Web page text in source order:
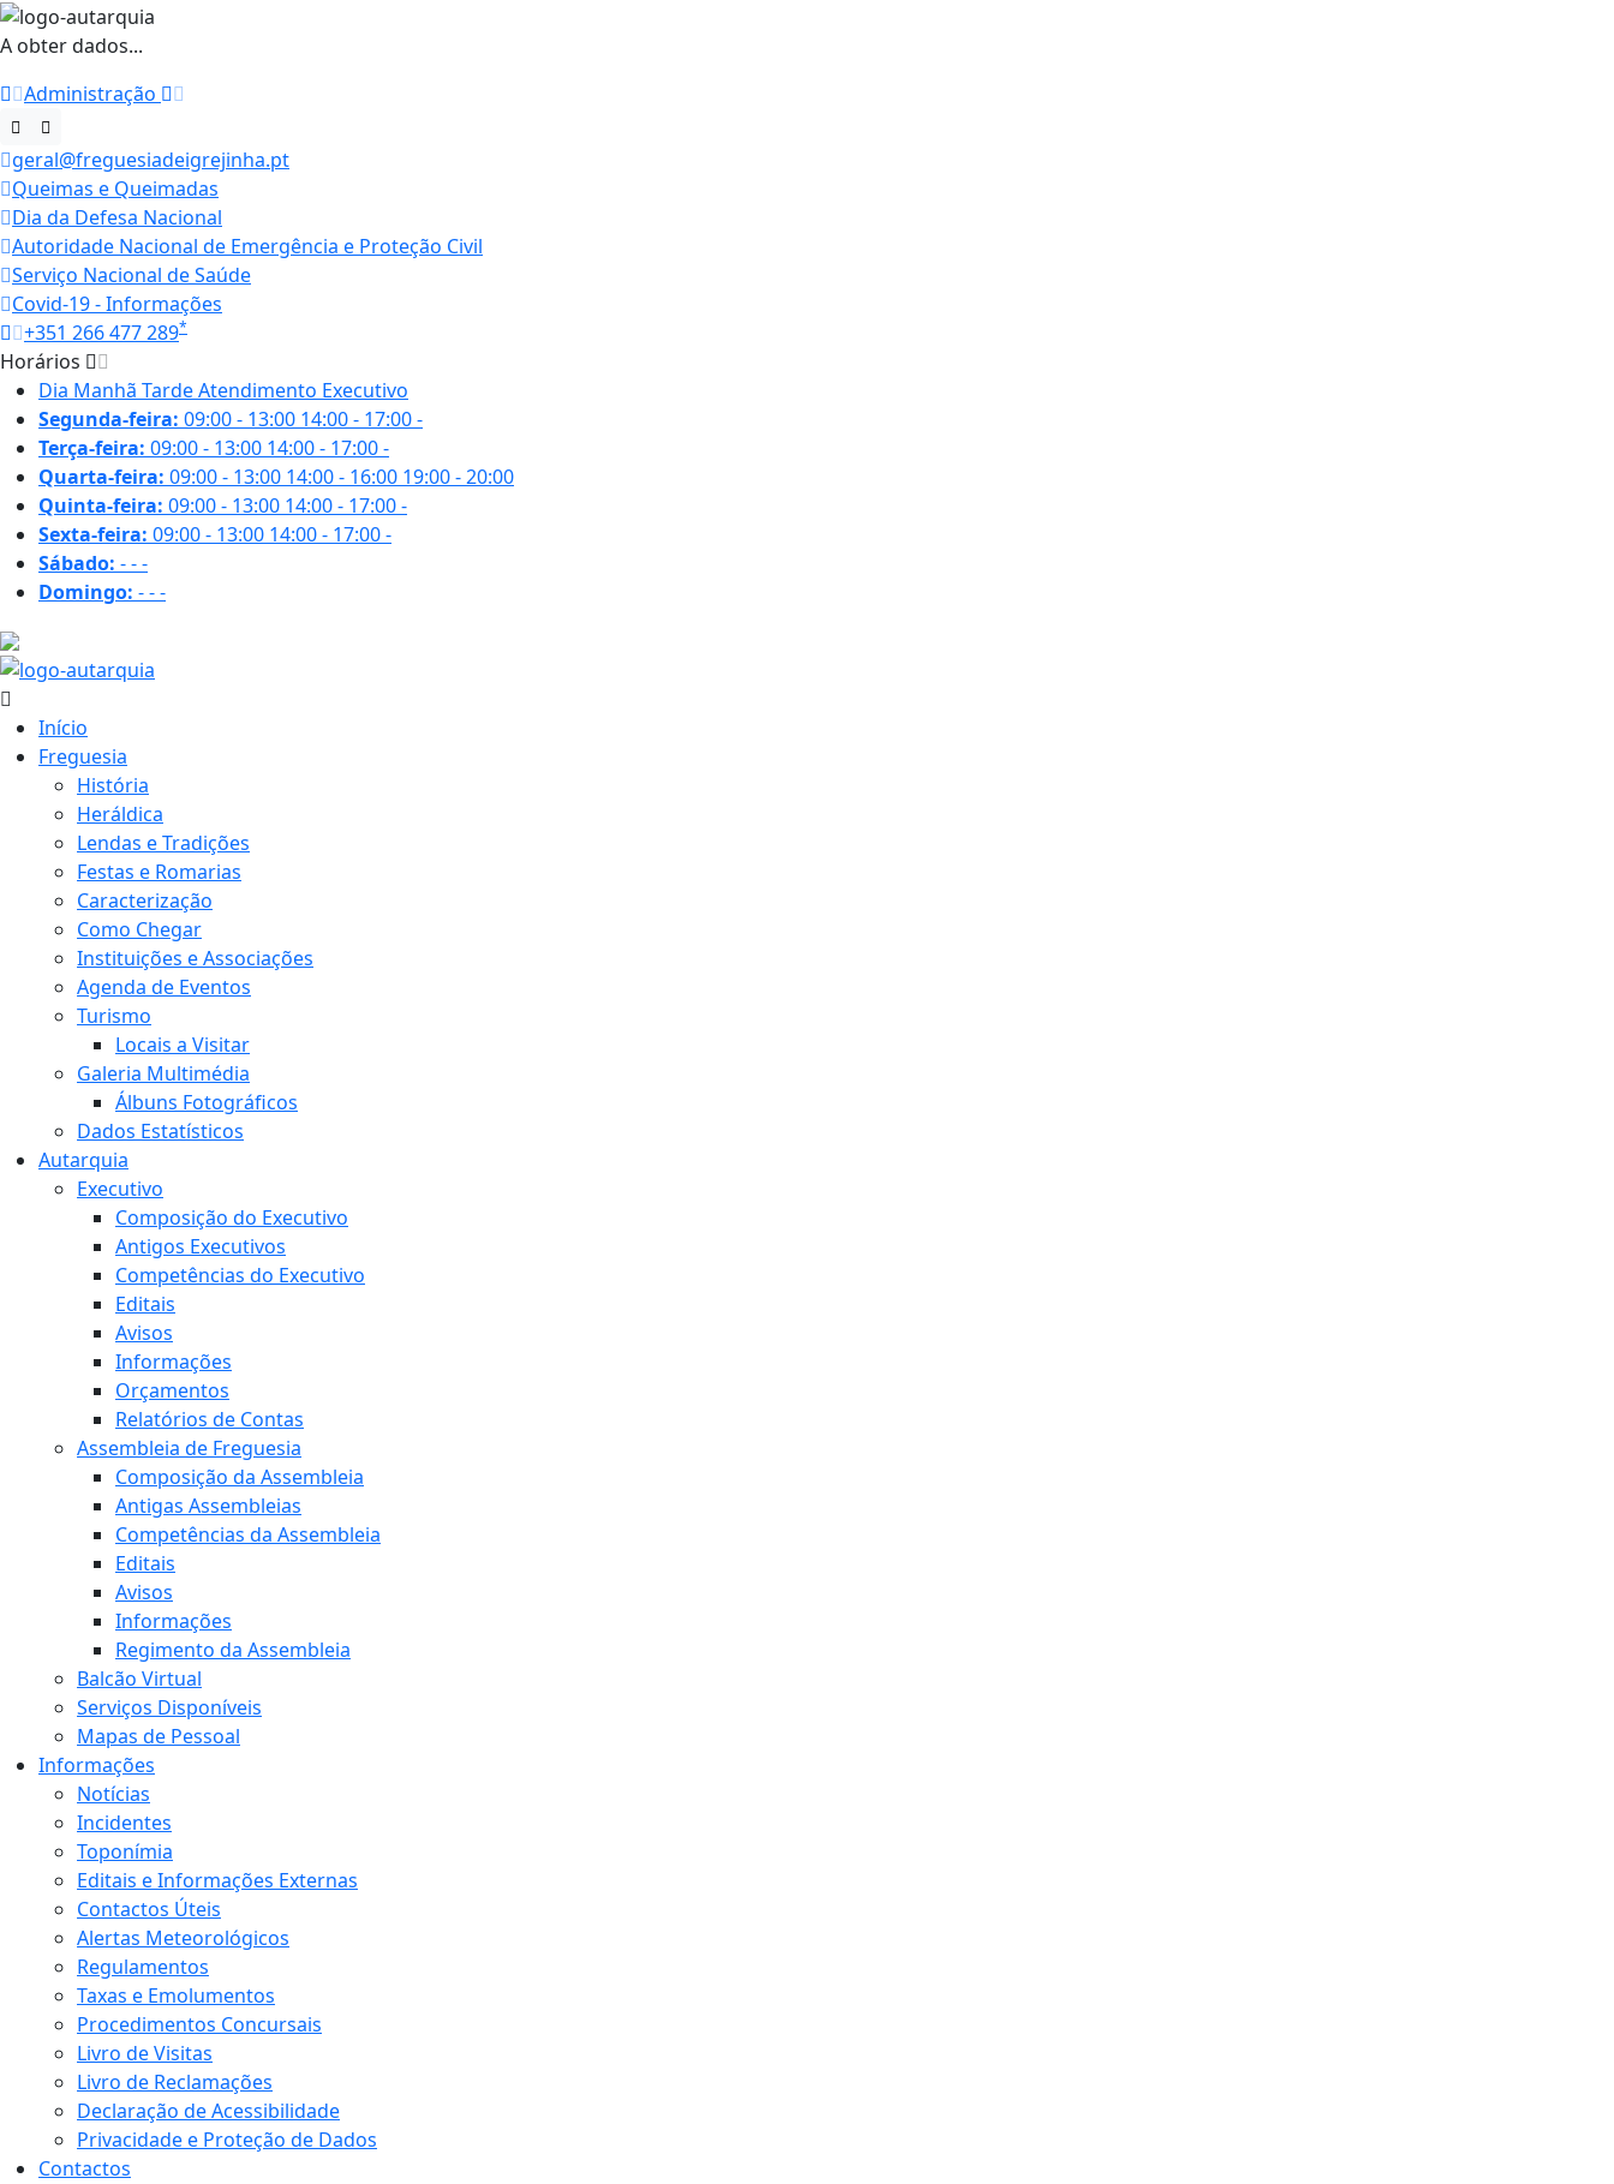
A obter dados...
Administração
geral@freguesiadeigrejinha.pt
Queimas e Queimadas
Dia da Defesa Nacional
Autoridade Nacional de Emergência e Proteção Civil
Serviço Nacional de Saúde
Covid-19 - Informações
+351 266 477 289*
Horários
Dia Manhã TardeAtendimento Executivo
Segunda-feira: 09:00 - 13:00 14:00 - 17:00-
Terça-feira: 09:00 - 13:00 14:00 - 17:00-
Quarta-feira: 09:00 - 13:00 14:00 - 16:00 19:00 - 20:00
Quinta-feira: 09:00 - 13:00 14:00 - 17:00-
Sexta-feira: 09:00 - 13:00 14:00 - 17:00-
Sábado: ---
Domingo: ---
Início
Freguesia
História
Heráldica
Lendas e Tradições
Festas e Romarias
Caracterização
Como Chegar
Instituições e Associações
Agenda de Eventos
Turismo
Locais a Visitar
Galeria Multimédia
Álbuns Fotográficos
Dados Estatísticos
Autarquia
Executivo
Composição do Executivo
Antigos Executivos
Competências do Executivo
Editais
Avisos
Informações
Orçamentos
Relatórios de Contas
Assembleia de Freguesia
Composição da Assembleia
Antigas Assembleias
Competências da Assembleia
Editais
Avisos
Informações
Regimento da Assembleia
Balcão Virtual
Serviços Disponíveis
Mapas de Pessoal
Informações
Notícias
Incidentes
Toponímia
Editais e Informações Externas
Contactos Úteis
Alertas Meteorológicos
Regulamentos
Taxas e Emolumentos
Procedimentos Concursais
Livro de Visitas
Livro de Reclamações
Declaração de Acessibilidade
Privacidade e Proteção de Dados
Contactos